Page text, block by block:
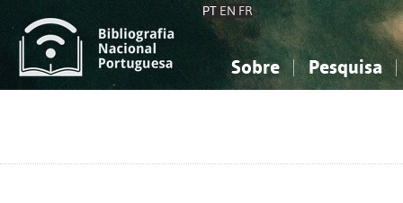
PT EN FR
Sobre Pesquisa